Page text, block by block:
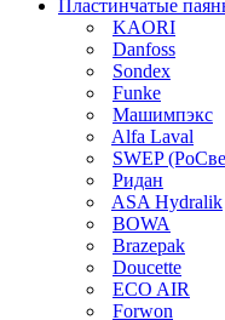
Пластинчатые
KAORI
Danfoss
Sondex
Funke
Машимпэкс
Alfa Laval
SWEP
Ридан
ASA Hydralik
BOWA
Brazepak
Doucette
ECO AIR
Forwon